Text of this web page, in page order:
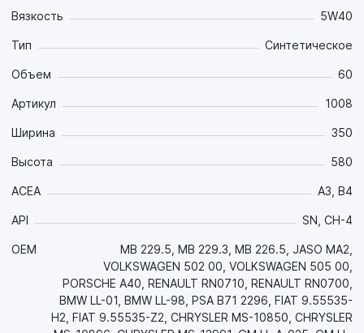
свойств при применении топлива переменного качества (с
содержанием серы до 500 ppm) за счёт большого запаса
- Синтетическая ester-содержащая основа в сочетании
параметры двигателя на протяжении всего интервала
- Эстеровые компоненты масла обеспечивают отличные
противоизносные и антифрикционные свойства за счёт
сочетании с превосходной прокачиваемостью
режимах движения "Start-stop" и при холодном пуске;
- За счет превосходных моюще-диспергирующих свойств
и высочайшей термоокислительной стабильности
эффективно борется со всеми видами отложений и
поддерживает в чистоте детали двигателя на протяжении
всего интервала между заменами;
- Применяется в двигателях с увеличенным интервалом
Вязкость 5W40
Тип Синтетическое
Объем 60
Артикул 1008
Ширина 350
Высота 580
ACEA A3, B4
API SN, CH-4
OEM
MB 229.5, MB 229.3, MB 226.5, JASO MA2,
VOLKSWAGEN 502 00, VOLKSWAGEN 505 00,
PORSCHE A40, RENAULT RN0710, RENAULT RN0700,
BMW LL-01, BMW LL-98, PSA B71 2296, FIAT 9.55535-
H2, FIAT 9.55535-Z2, CHRYSLER MS-10850, CHRYSLER